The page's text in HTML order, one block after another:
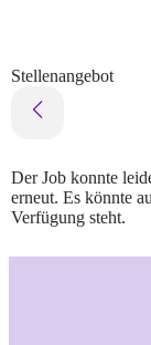
Stellenangebot
Der Job konnte
erneut. Es könnte
Verfügung steht.